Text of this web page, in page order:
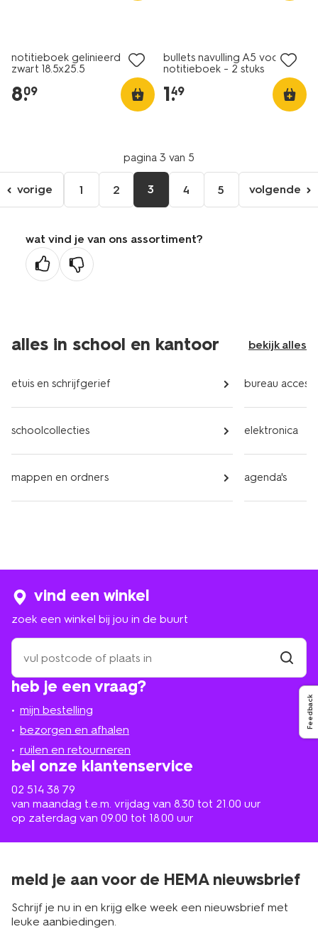
notitieboek gelinieerd PU
zwart 18.5x25.5
8.
09
bullets navulling A5 voor
notitieboek - 2 stuks
1.
49
pagina 3 van 5
ga
naar
vorige
pagina
vorige 1 2 3 4 5
pagina
volgende
wat vind je van ons assortiment?
alles in school en kantoor bekijk alles
etuis en schrijfgerief
schoolcollecties
mappen en ordners
bureau
elektronica
agenda's
heb je een vraag?
mijn bestelling
bezorgen en afhalen
ruilen en retourneren
bel onze klantenservice
02 514 38 79
van maandag t.e.m. vrijdag van 8.30 tot 21.00 uur
op zaterdag van 09.00 tot 18.00 uur
vind een winkel
zoek een winkel bij jou in de buurt
zoek
een
winkel
bij
in
de
buurt
winkel
meld je aan voor de HEMA nieuwsbrief
Schrijf je nu in en krijg elke week een nieuwsbrief met
leuke aanbiedingen.
Feedback